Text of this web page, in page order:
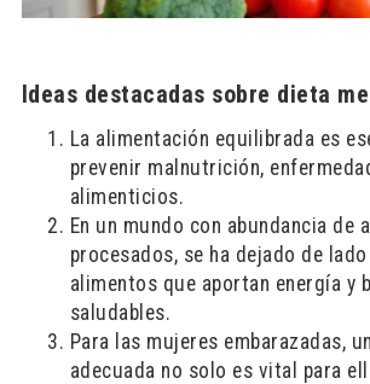
Ideas destacadas sobre dieta
La alimentación equilibrada es
prevenir malnutrición,
alimenticios.
En un mundo con abundancia de
procesados, se ha dejado de
alimentos que aportan energía y
saludables.
Para las mujeres embarazadas,
adecuada no solo es vital para